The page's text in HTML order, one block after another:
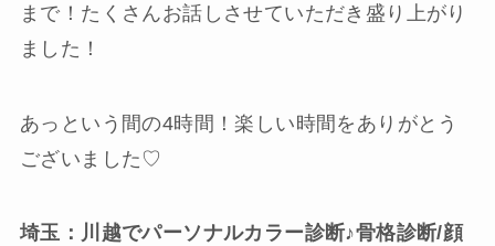
まで！たくさんお話しさせていただき盛り上がり
ました！
あっという間の4時間！楽しい時間をありがとう
ございました♡
埼玉：川越でパーソナルカラー診断♪骨格診断/顔